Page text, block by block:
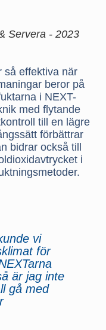
Servera - 2023
så effektiva när
beror på
i NEXT-
med flytande
till en lägre
förbättrar
bidrar också till
i
vi
för
är jag inte
gå med